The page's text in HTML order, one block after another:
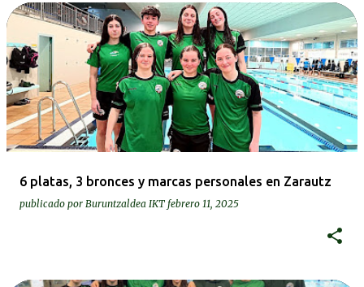
6 platas, 3 bronces y marcas personales en Zarautz
publicado por Buruntzaldea IKT febrero 11, 2025